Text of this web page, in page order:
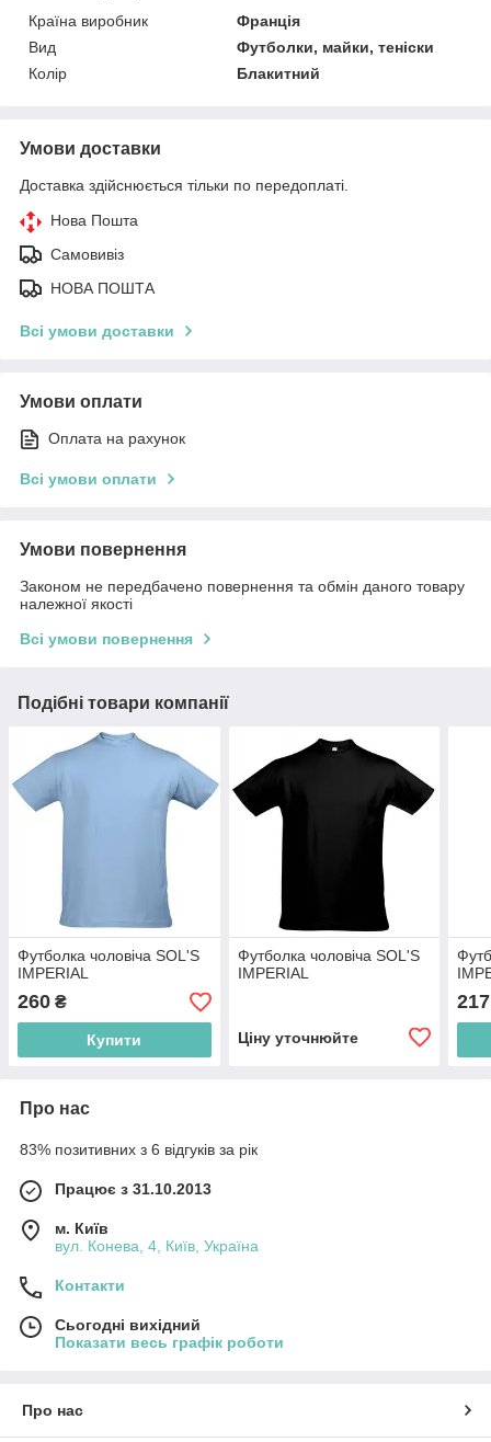
Країна виробник
Франція
Вид
Футболки, майки, теніски
Колір
Блакитний
Умови доставки
Доставка здійснюється тільки по передоплаті.
Нова Пошта
Самовивіз
НОВА ПОШТА
Всі умови доставки
Умови оплати
Оплата на рахунок
Всі умови оплати
Умови повернення
Законом не передбачено повернення та обмін даного товару
належної якості
Всі умови повернення
Подібні товари компанії
Футболка чоловіча SOL'S
IMPERIAL
260 ₴
Купити
Футболка чоловіча SOL'S
IMPERIAL
Ціну уточнюйте
217
Про нас
83% позитивних з 6 відгуків за рік
Працює з 31.10.2013
м. Київ
вул. Конева, 4, Київ, Україна
Контакти
Сьогодні вихідний
Показати весь графік роботи
Про нас